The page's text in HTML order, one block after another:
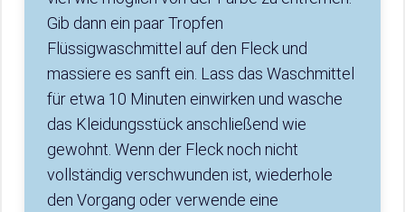
Gib dann ein paar Tropfen
Flüssigwaschmittel auf den Fleck und
massiere es sanft ein. Lass das Waschmittel
für etwa 10 Minuten einwirken und wasche
das Kleidungsstück anschließend wie
gewohnt. Wenn der Fleck noch nicht
vollständig verschwunden ist, wiederhole
den Vorgang oder verwende eine